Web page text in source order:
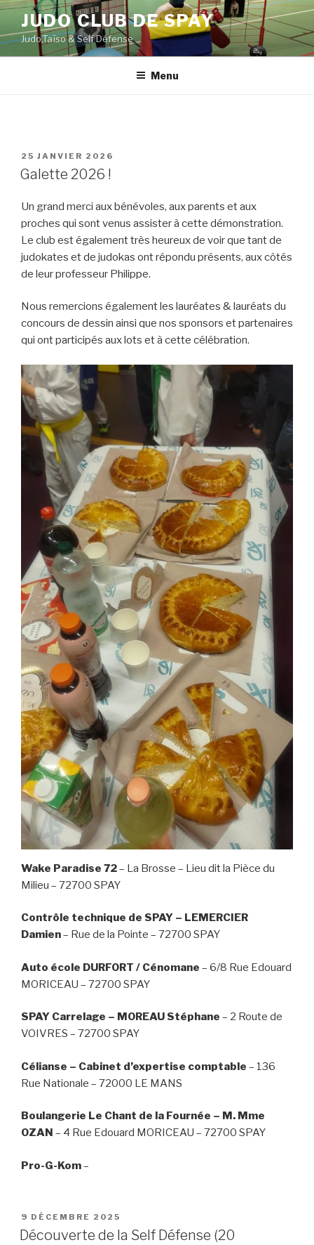
Aller
contenu
principal
JUDO CLUB DE SPAY
Judo,Taïso & Self Défense
Menu
PUBLIÉ
LE
25 JANVIER 2026
Galette 2026 !
Un grand merci aux bénévoles, aux parents et aux
proches qui sont venus assister à cette démonstration.
Le club est également très heureux de voir que tant de
judokates et de judokas ont répondu présents, aux côtés
de leur professeur Philippe.
Nous remercions également les lauréates & lauréats du
concours de dessin ainsi que nos sponsors et partenaires
qui ont participés aux lots et à cette célébration.
Wake Paradise 72– La Brosse – Lieu dit la Pièce du
Milieu – 72700 SPAY
Contrôle technique de SPAY – LEMERCIER
Damien– Rue de la Pointe – 72700 SPAY
Auto école DURFORT / Cénomane – 6/8 Rue Edouard
MORICEAU – 72700 SPAY
SPAY Carrelage – MOREAU Stéphane – 2 Route de
VOIVRES – 72700 SPAY
Célianse – Cabinet d’expertise comptable – 136
Rue Nationale – 72000 LE MANS
Boulangerie Le Chant de la Fournée – M. Mme
OZAN – 4 Rue Edouard MORICEAU – 72700 SPAY
Pro-G-Kom–
PUBLIÉ
LE
9 DÉCEMBRE 2025
Découverte de la Self Défense (20